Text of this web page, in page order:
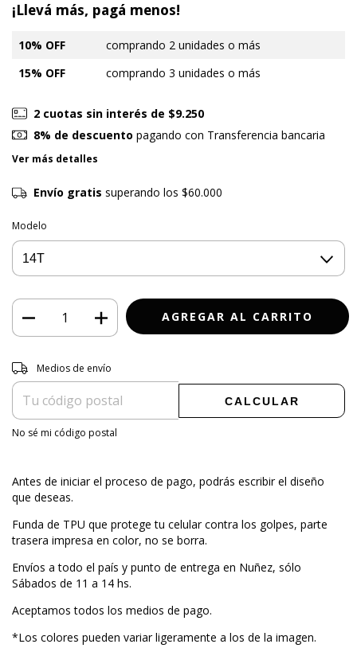
¡Llevá más, pagá menos!
10% OFF
comprando 2 unidades o más
15% OFF
comprando 3 unidades o más
2 cuotas sin interés de $9.250
8% de descuento pagando con Transferencia bancaria
Ver más detalles
Envío gratis superando los $60.000
Modelo
Entregas para el CP:
Medios de envío
CALCULAR
No sé mi código postal
Antes de iniciar el proceso de pago, podrás escribir el diseño
que deseas.
Funda de TPU que protege tu celular contra los golpes, parte
trasera impresa en color, no se borra.
Envíos a todo el país y punto de entrega en Nuñez, sólo
Sábados de 11 a 14 hs.
Aceptamos todos los medios de pago.
*Los colores pueden variar ligeramente a los de la imagen.